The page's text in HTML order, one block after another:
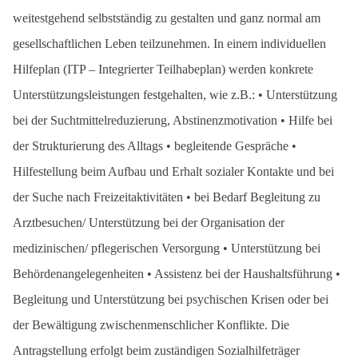
weitestgehend selbstständig zu gestalten und ganz normal am
gesellschaftlichen Leben teilzunehmen. In einem individuellen
Hilfeplan (ITP – Integrierter Teilhabeplan) werden konkrete
Unterstützungsleistungen festgehalten, wie z.B.: • Unterstützung
bei der Suchtmittelreduzierung, Abstinenzmotivation • Hilfe bei
der Strukturierung des Alltags • begleitende Gespräche •
Hilfestellung beim Aufbau und Erhalt sozialer Kontakte und bei
der Suche nach Freizeitaktivitäten • bei Bedarf Begleitung zu
Arztbesuchen/ Unterstützung bei der Organisation der
medizinischen/ pflegerischen Versorgung • Unterstützung bei
Behördenangelegenheiten • Assistenz bei der Haushaltsführung •
Begleitung und Unterstützung bei psychischen Krisen oder bei
der Bewältigung zwischenmenschlicher Konflikte. Die
Antragstellung erfolgt beim zuständigen Sozialhilfeträger